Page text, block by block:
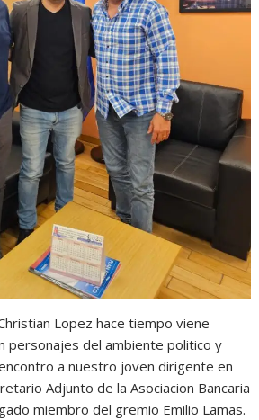
Lopez hace tiempo viene
personajes del ambiente politico y
a nuestro joven dirigente en
Adjunto de la Asociacion Bancaria
miembro del gremio Emilio Lamas.